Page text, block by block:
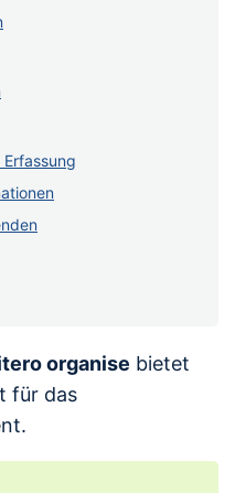
organise bietet
für das